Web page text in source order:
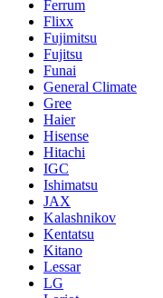
Ferrum
Flixx
Fujimitsu
Fujitsu
Funai
General Climate
Gree
Haier
Hisense
Hitachi
IGC
Ishimatsu
JAX
Kalashnikov
Kentatsu
Kitano
Lessar
LG